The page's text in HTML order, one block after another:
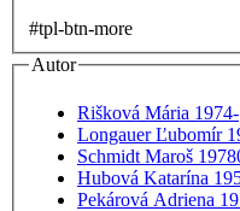
#tpl-btn-more
Autor
Rišková Mária 1974-
Longauer Ľubomír
Schmidt Maroš
Hubová Katarína
Pekárová Adriena